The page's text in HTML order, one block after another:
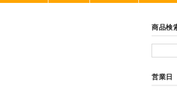
商品検
営業日